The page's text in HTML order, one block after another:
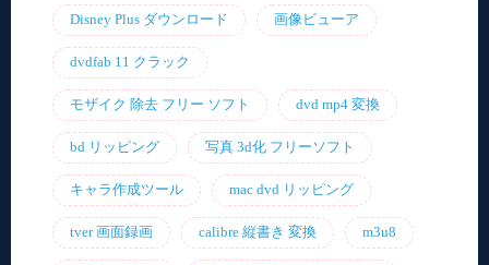
Disney Plus ダウンロード 画像ビューア
dvdfab 11 クラック
モザイク 除去 フリー ソフト dvd mp4 変換
bd リッピング 写真 3d化 フリーソフト
キャラ作成ツール mac dvd リッピング
tver 画面録画 calibre 縦書き 変換 m3u8